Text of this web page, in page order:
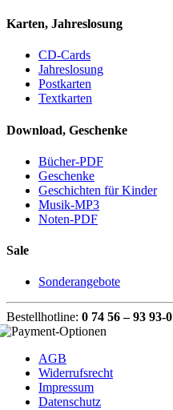
Karten, Jahreslosung
CD-Cards
Jahreslosung
Postkarten
Textkarten
Download, Geschenke
Bücher-PDF
Geschenke
Geschichten für Kinder
Musik-MP3
Noten-PDF
Sale
Sonderangebote
Bestellhotline: 0 74 56 – 93 93-0
AGB
Widerrufsrecht
Impressum
Datenschutz